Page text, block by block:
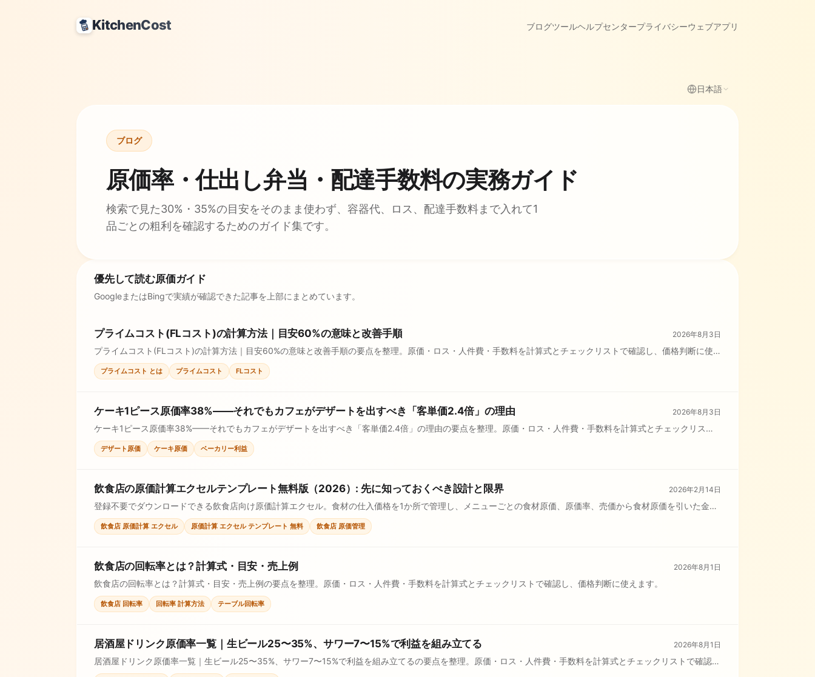
KitchenCost ブログツールヘルプセンタープライバシーウェブアプリ
日本語
ブログ
原価率・仕出し弁当・配達手数料の実務ガイド
検索で見た30%・35%の目安をそのまま使わず、容器代、ロス、配達手数料まで入れて1
品ごとの粗利を確認するためのガイド集です。
優先して読む原価ガイド
GoogleまたはBingで実績が確認できた記事を上部にまとめています。
プライムコスト(FLコスト)の計算方法｜目安60%の意味と改善手順 2026年8月3日
プライムコスト(FLコスト)の計算方法｜目安60%の意味と改善手順の要点を整理。原価・ロス・人件費・手数料を計算式とチェックリストで確認し、価格判断に使
えます。
プライムコスト とは プライムコスト FLコスト
ケーキ1ピース原価率38%——それでもカフェがデザートを出すべき「客単価2.4倍」の理由 2026年8月3日
ケーキ1ピース原価率38%——それでもカフェがデザートを出すべき「客単価2.4倍」の理由の要点を整理。原価・ロス・人件費・手数料を計算式とチェックリスト
で確認し、価格判断に使えます。
デザート原価 ケーキ原価 ベーカリー利益
飲食店の原価計算エクセルテンプレート無料版（2026）: 先に知っておくべき設計と限界 2026年2月14日
登録不要でダウンロードできる飲食店向け原価計算エクセル。食材の仕入価格を1か所で管理し、メニューごとの食材原価、原価率、売価から食材原価を引いた金額
を確認できます。
飲食店 原価計算 エクセル 原価計算 エクセル テンプレート 無料 飲食店 原価管理
飲食店の回転率とは？計算式・目安・売上例 2026年8月1日
飲食店の回転率とは？計算式・目安・売上例の要点を整理。原価・ロス・人件費・手数料を計算式とチェックリストで確認し、価格判断に使えます。
飲食店 回転率 回転率 計算方法 テーブル回転率
居酒屋ドリンク原価率一覧｜生ビール25〜35%、サワー7〜15%で利益を組み立てる 2026年8月1日
居酒屋ドリンク原価率一覧｜生ビール25〜35%、サワー7〜15%で利益を組み立てるの要点を整理。原価・ロス・人件費・手数料を計算式とチェックリストで確認
し、価格判断に使えます。